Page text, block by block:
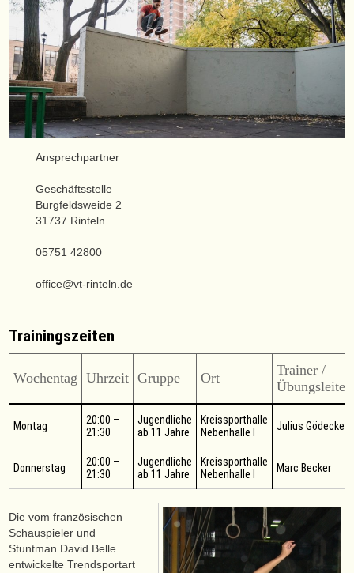
Ansprechpartner
Geschäftsstelle
Burgfeldsweide 2
31737 Rinteln
05751 42800
office@vt-rinteln.de
Trainingszeiten
Wochentag Uhrzeit Gruppe Ort
Trainer /
Übungsleiter
Montag
20:00 –
21:30
Jugendliche
ab 11 Jahre
Kreissporthalle
Nebenhalle I
Julius Gödecke
Donnerstag
20:00 –
21:30
Jugendliche
ab 11 Jahre
Kreissporthalle
Nebenhalle I
Marc Becker
Die vom französischen
Schauspieler und
Stuntman David Belle
entwickelte Trendsportart